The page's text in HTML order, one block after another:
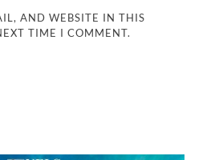
AND WEBSITE IN THIS
TIME I COMMENT.